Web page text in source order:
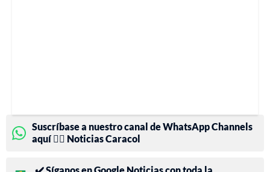
Suscríbase a nuestro canal de WhatsApp Channels
aquí 👉🏻 Noticias Caracol
✔️ Síganos en Google Noticias con toda la